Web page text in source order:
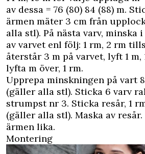
av dessa = 76 (80) 84 (88) m.
ärmen mäter 3 cm från
alla stl). På nästa varv, minska
av varvet enl följ: 1 rm, 2 rm
återstår 3 m på varvet, lyft 1 m,
lyfta m över, 1 rm.
Upprepa minskningen på vart
(gäller alla stl). Sticka 6 varv
strumpst nr 3. Sticka resår, 1
(gäller alla stl). Maska av
ärmen lika.
Montering